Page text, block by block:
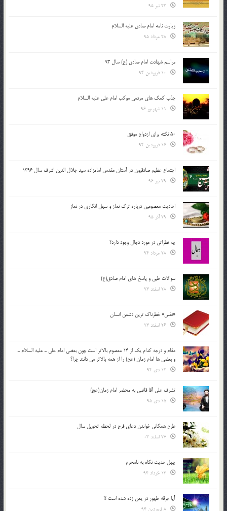
زیارت نامه امام صادق علیه السلام
مراسم شهادت امام صادق (ع) سال 93
جذب کمک های مردمی موکب امام علی علیه السلام
50 نکته برای ازدواج موفق
اجتماع عظیم صادقیون در آستان مقدس امامزاده سید جلال الدین اشرف سال 1396
احادیث معصومین درباره ترک نماز و سهل انگاری در نماز
چه نظراتی در مورد دجال وجود دارد؟
سوالات طبی و پاسخ های امام صادق(ع)
«نفس» خطرناک ترین دشمن انسان
مقام و درجه كدام يك از 14 معصوم بالاتر است چون بعضي امام علي ـ عليه السلام ـ
و بعضي ها امام زمان (عج) را از همه بالاتر مي دانند چرا؟
تشرف علي آقا قاضي به محضر امام زمان(عج)
طرح همگانی خواندن دعای فرج در لحظه تحویل سال
چهل حدیث نگاه به نامحرم
آیا جرقه ظهور در یمن زده شده است ؟!